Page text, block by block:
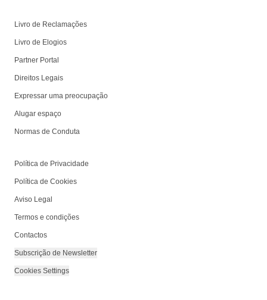
Livro de Reclamações
Livro de Elogios
Partner Portal
Direitos Legais
Expressar uma preocupação
Alugar espaço
Normas de Conduta
Política de Privacidade
Política de Cookies
Aviso Legal
Termos e condições
Contactos
Subscrição de Newsletter
Cookies Settings